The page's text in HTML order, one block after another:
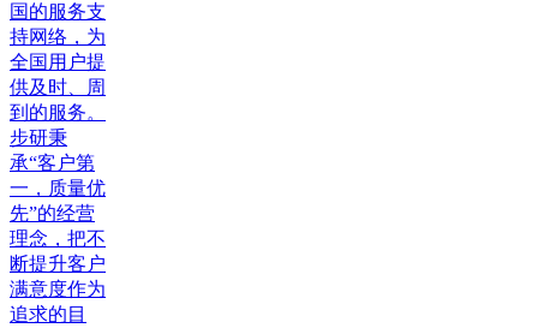
国的服务支
持网络，为
全国用户提
供及时、周
到的服务。
步研秉
承“客户第
一，质量优
先”的经营
理念，把不
断提升客户
满意度作为
追求的目